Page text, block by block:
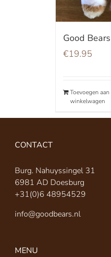
Good
€19.95
Toevoegen aan
winkelwagen
CONTACT
Burg. Nahuyssingel 31
6981 AD Doesburg
+31(0)6 48954529
info@goodbears.nl
MENU